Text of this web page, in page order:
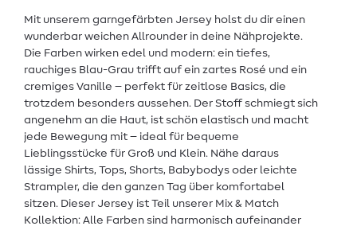
Mit unserem garngefärbten Jersey holst du dir einen
wunderbar weichen Allrounder in deine Nähprojekte.
Die Farben wirken edel und modern: ein tiefes,
rauchiges Blau-Grau trifft auf ein zartes Rosé und ein
cremiges Vanille – perfekt für zeitlose Basics, die
trotzdem besonders aussehen. Der Stoff schmiegt sich
angenehm an die Haut, ist schön elastisch und macht
jede Bewegung mit – ideal für bequeme
Lieblingsstücke für Groß und Klein. Nähe daraus
lässige Shirts, Tops, Shorts, Babybodys oder leichte
Strampler, die den ganzen Tag über komfortabel
sitzen. Dieser Jersey ist Teil unserer Mix & Match
Kollektion: Alle Farben sind harmonisch aufeinander